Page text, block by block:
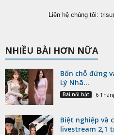
Liên hệ chúng tôi:
NHIỀU BÀI HƠN NỮA
Bốn chỗ đứng
Lý Nhã...
Bài nổi bật 6
Biệt nghiệp và
livestream 2,1